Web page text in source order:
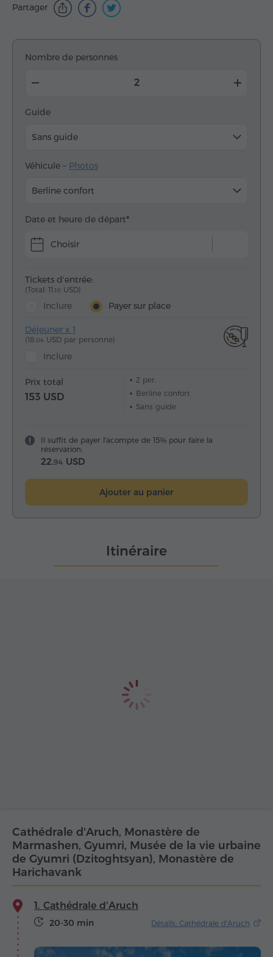
Partager
Nombre de personnes
Guide
Sans guide
Véhicule – Photos
Berline confort
Date et heure de départ
Choisir
Tickets d'entrée:
(Total: 11.10 USD)
Inclure Payer sur place
Déjeuner x 1
(18.04 USD par personne)
Inclure
Prix total
153 USD
2per.
Berline confort
Sans guide
Il suffit de payer l'acompte de 15% pour faire la
réservation:
22.94 USD
Ajouter au panier
Itinéraire
Cathédrale d'Aruch, Monastère de
Marmashen, Gyumri, Musée de la vie urbaine
de Gyumri (Dzitoghtsyan), Monastère de
Harichavank
1. Cathédrale d'Aruch
20-30 min Détails: Cathédrale d'Aruch